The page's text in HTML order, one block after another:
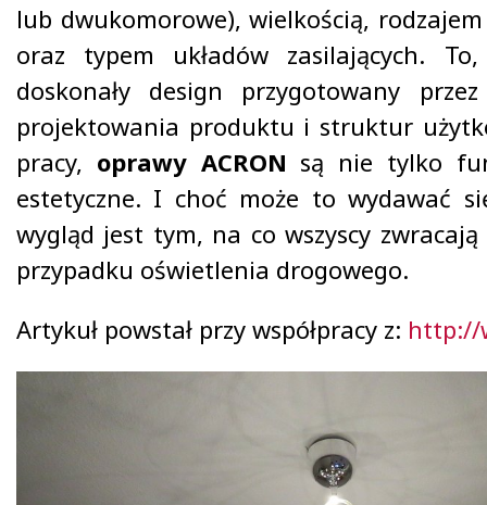
lub dwukomorowe), wielkością,
oraz typem układów zasilających.
doskonały design przygotowany
projektowania produktu i struktur
pracy, oprawy ACRON są nie tylko
estetyczne. I choć może to wydawać
wygląd jest tym, na co wszyscy
przypadku oświetlenia drogowego.
Artykuł powstał przy współpracy z: http://